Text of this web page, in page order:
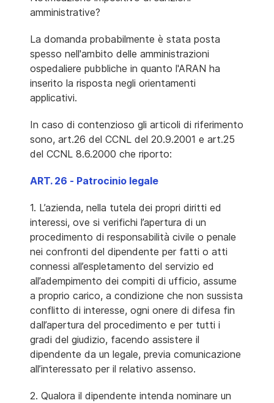
amministrative?
La domanda probabilmente è stata posta
spesso nell'ambito delle amministrazioni
ospedaliere pubbliche in quanto l'ARAN ha
inserito la risposta negli orientamenti
applicativi.
In caso di contenzioso gli articoli di riferimento
sono, art.26 del CCNL del 20.9.2001 e art.25
del CCNL 8.6.2000 che riporto:
ART. 26 - Patrocinio legale
1. L’azienda, nella tutela dei propri diritti ed
interessi, ove si verifichi l’apertura di un
procedimento di responsabilità civile o penale
nei confronti del dipendente per fatti o atti
connessi all’espletamento del servizio ed
all’adempimento dei compiti di ufficio, assume
a proprio carico, a condizione che non sussista
conflitto di interesse, ogni onere di difesa fin
dall’apertura del procedimento e per tutti i
gradi del giudizio, facendo assistere il
dipendente da un legale, previa comunicazione
all’interessato per il relativo assenso.
2. Qualora il dipendente intenda nominare un